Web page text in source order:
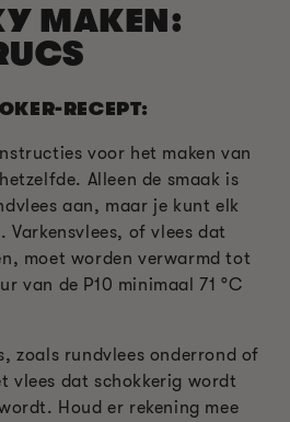
MAKEN:
RECEPT:
voor het maken van
Alleen de smaak is
aan, maar je kunt elk
Varkensvlees, of vlees dat
moet worden verwarmd tot
van de P10 minimaal 71 °C
zoals rundvlees onderrond of
vlees dat schokkerig wordt
Houd er rekening mee